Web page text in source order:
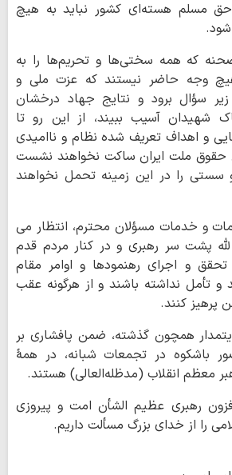
مسلم هسته‌ای کشور نباید به هیچ
شود.
که همه سختی‌ها و تحریم‌ها را به
وجه حاضر نیستند که عزت ملی و
زیر سؤال برود و نتایج جهاد درخشان
شهیدان آسیب ببیند، از این رو تا
و اهداف تعریف شده نظام و ناامیدی
ملت ایران ساکت نخواهند نشست
سستی را در این زمینه تحمل نخواهند
و خدمات مسؤلان محترم،‌ انتظار می
پشت سر رهبری و در کنار مردم قدم
و اجرای رهنمودها و اوامر مقام
و تأمل نداشته باشند و از هرگونه عقب
پرهیز کنند.
همچون گذشته، ضمن پافشاری بر
باشکوه در تجمعات شبانه، در همۀ
معظم انقلاب (مدظله‌العالی) هستند.
رهبری عظیم الشأن امت و پیروزی
را از خدای بزرگ مسألت داریم.